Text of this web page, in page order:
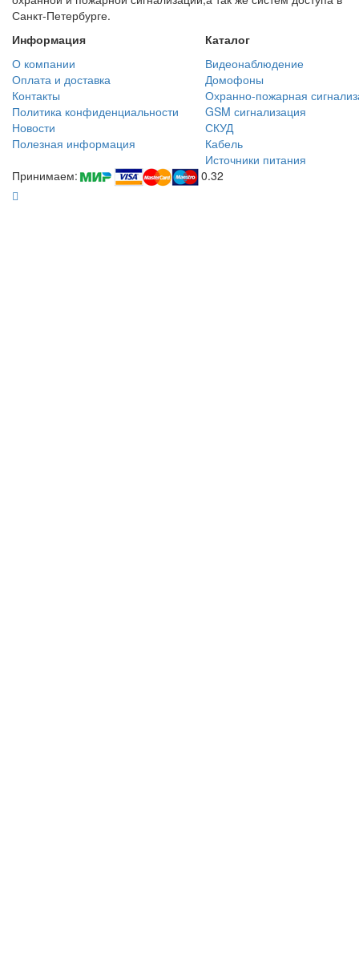
Санкт-Петербурге.
Информация
Каталог
О компании
Видеонаблюдение
Оплата и доставка
Домофоны
Контакты
Охранно-пожарная
Политика конфиденциальности
GSM сигнализация
Новости
СКУД
Полезная информация
Кабель
Источники питания
Принимаем:
0.32